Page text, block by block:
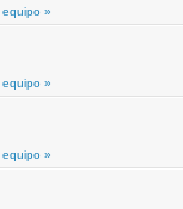
»
»
»